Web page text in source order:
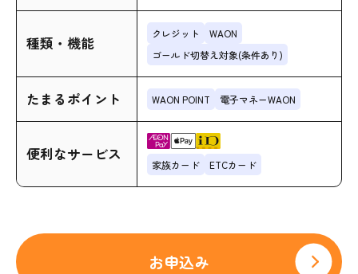
種類・機能
クレジット
WAON
ゴールド切替え対象(条件あり)
たまるポイント WAON POINT 電子マネーWAON
便利なサービス
家族カード ETCカード
お申込み